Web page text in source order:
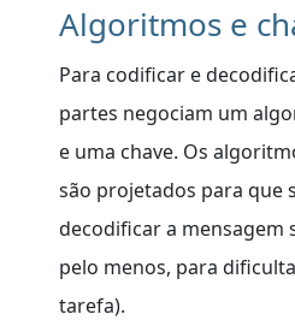
Algoritmos e
Para codificar e
partes negociam um
e uma chave. Os
são projetados para que
decodificar a mensagem
pelo menos, para
tarefa).